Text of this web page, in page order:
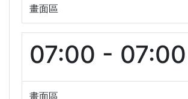
畫面區
07:00 - 07:00
畫面區